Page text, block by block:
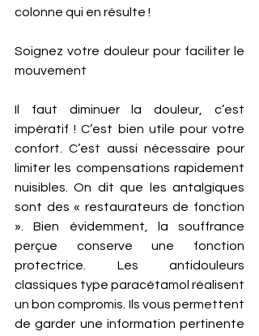
colonne qui en résulte !
Soignez votre douleur pour faciliter le
mouvement
Il faut diminuer la douleur, c’est
impératif ! C’est bien utile pour votre
confort. C’est aussi nécessaire pour
limiter les compensations rapidement
nuisibles. On dit que les antalgiques
sont des « restaurateurs de fonction
». Bien évidemment, la souffrance
perçue conserve une fonction
protectrice. Les antidouleurs
classiques type paracétamol réalisent
un bon compromis. Ils vous permettent
de garder une information pertinente